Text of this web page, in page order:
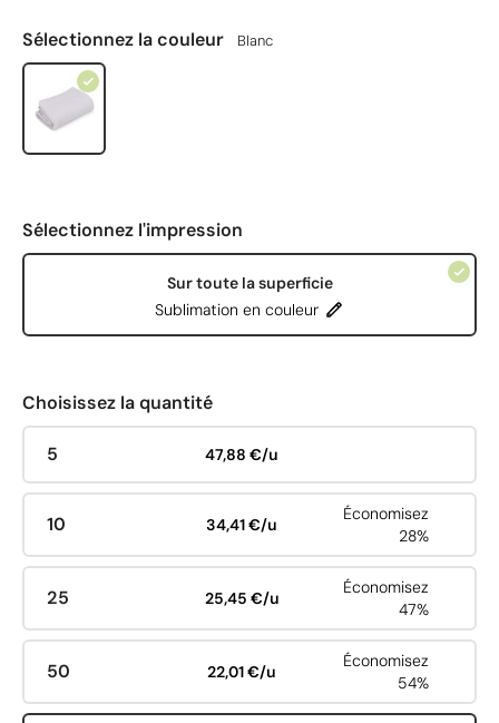
Sélectionnez la couleur Blanc
Sélectionnez l'impression
Sur toute la superficie
Sublimation en couleur
Choisissez la quantité
5 47,88 €/u
10 34,41 €/u
Économisez
28%
25 25,45 €/u
Économisez
47%
50 22,01 €/u
Économisez
54%